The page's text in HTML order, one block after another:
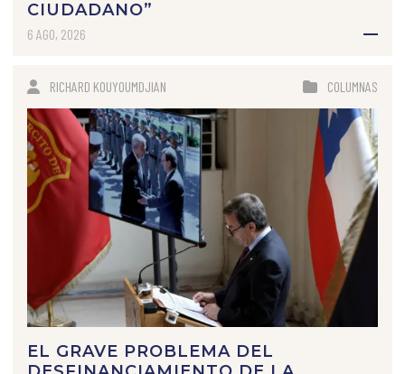
CIUDADANO”
6 AGO, 2026
RICHARD KOUYOUMDJIAN COLUMNAS
EL GRAVE PROBLEMA DEL